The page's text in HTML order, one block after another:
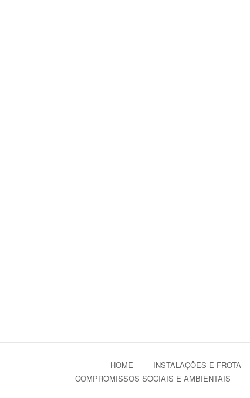
HOME INSTALAÇÕES E FROTA
COMPROMISSOS SOCIAIS E AMBIENTAIS